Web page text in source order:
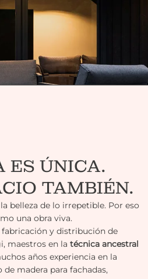
ES ÚNICA.
TAMBIÉN.
belleza de lo irrepetible. Por eso
una obra viva.
fabricación y distribución de
maestros en la técnica ancestral
años experiencia en la
madera para fachadas,